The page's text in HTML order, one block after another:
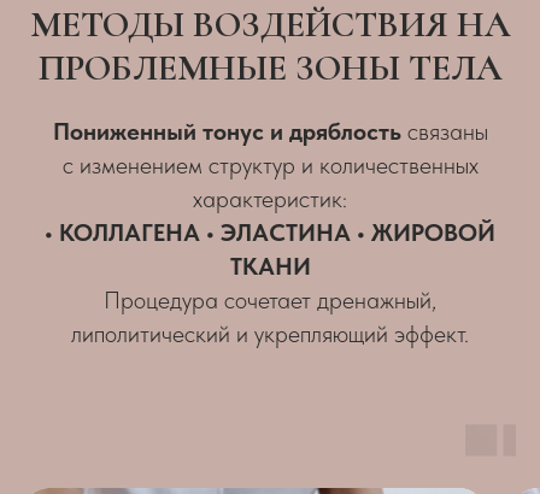
МЕТОДЫ ВОЗДЕЙСТВИЯ НА
ПРОБЛЕМНЫЕ ЗОНЫ ТЕЛА
Пониженный тонус и дряблостьсвязаны
с изменением структур и количественных
характеристик:
• КОЛЛАГЕНА • ЭЛАСТИНА • ЖИРОВОЙ
ТКАНИ
Процедура сочетает дренажный,
липолитический и укрепляющий эффект.